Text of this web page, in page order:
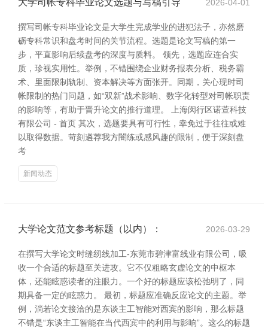
大学司帐专科毕业论文选题与写稿引导 2026-04-01
撰写司帐专科毕业论文是大学生完成学业的进犯法子，亦然磨
砺专科常识和盘考时间的关节流程。选题是论文写稿的第一
步，平直影响后续盘考的深度与质料。 领先，选题应连合实
质，珍视实用性。举例，不错围绕企业财务报表分析、税务霸
术、里面限制轨制、资本解决等方面张开。同期，关心现时司
帐限制的热门问题，如“双新”战术影响、数字化转型对司帐职责
的影响等，有助于晋升论文的推行道理。 上海闵行区诺萱科技
有限公司 - 首页 其次，选题要具有可行性，幸免过于往往或难
以取得数据。苛刻遴荐我方闇练或感风趣的限制，便于深刻盘
考
新闻动态
大学论文范文参考标题（以内）： 2026-03-29
在撰写大学论文时缝纫线加工-东莞市碧津富线业有限公司，吸
收一个合适的标题至关进攻。它不仅粗略玄虚论文的中枢本
体，还能眩惑读者的注眼力。一个好的标题应该松弛明了，同
期具备一定的眩惑力。 最初，标题应准确反应论文的主题。举
例，淌若论文接洽的是东谈主工智能对西宾的影响，那么标题
不错是“东谈主工智能在当代西宾中的利用与影响”。这么的标题